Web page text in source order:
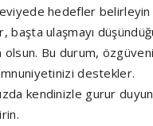
hedefler belirleyin
başta ulaşmayı
olsun. Bu durum,
destekler.
kendinizle gurur